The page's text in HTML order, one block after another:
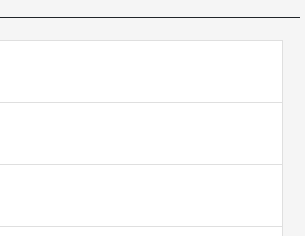
Ajuda